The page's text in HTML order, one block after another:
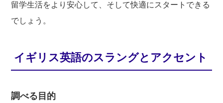
留学生活をより安心して、そして快適にスタートできる
でしょう。
イギリス英語のスラングとアクセント
調べる目的